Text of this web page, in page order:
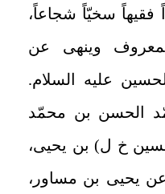
فقيهاً سخيّاً شجاعاً،
وينهى عن
عليه السلام.
الحسن بن محمّد
خ ل) بن يحيى،
يحيى بن مساور،